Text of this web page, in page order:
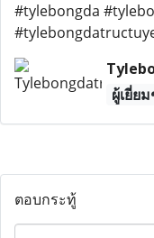
#tylebongda
ผู้เยี่ย
ตอบกระทู้